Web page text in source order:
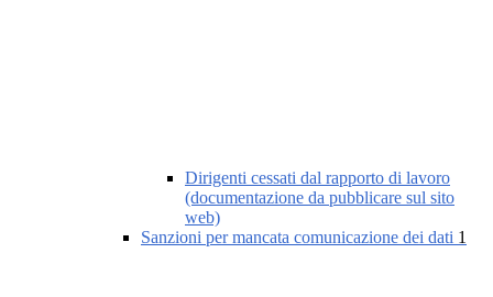
Dirigenti cessati dal rapporto di lavoro
(documentazione da pubblicare sul sito
web)
Sanzioni per mancata comunicazione dei dati 1